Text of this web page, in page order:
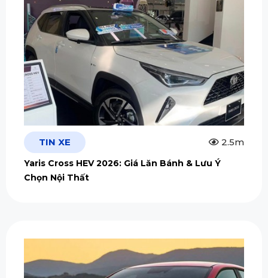
TIN XE 2.5m
Yaris Cross HEV 2026: Giá Lăn Bánh & Lưu Ý
Chọn Nội Thất